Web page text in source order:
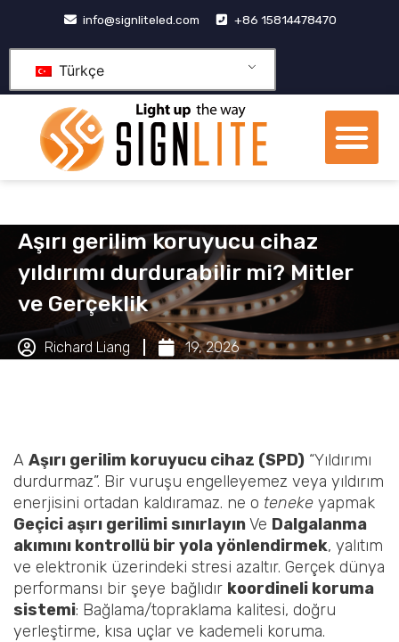
info@signliteled.com +86 15814478470
Türkçe
Aşırı gerilim koruyucu cihaz
yıldırımı durdurabilir mi? Mitler
ve Gerçeklik
Richard Liang 19, 2026
A Aşırı gerilim koruyucu cihaz (SPD) “Yıldırımı
durdurmaz”. Bir vuruşu engelleyemez veya yıldırım
enerjisini ortadan kaldıramaz. ne o teneke yapmak
Geçici aşırı gerilimi sınırlayınVe Dalgalanma
akımını kontrollü bir yola yönlendirmek, yalıtım
ve elektronik üzerindeki stresi azaltır. Gerçek dünya
performansı bir şeye bağlıdır koordineli koruma
sistemi: Bağlama/topraklama kalitesi, doğru
yerleştirme, kısa uçlar ve kademeli koruma.